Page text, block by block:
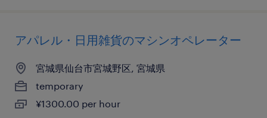
アパレル・日用雑貨のマシンオペレーター
宮城県仙台市宮城野区, 宮城県
temporary
¥1300.00 per hour